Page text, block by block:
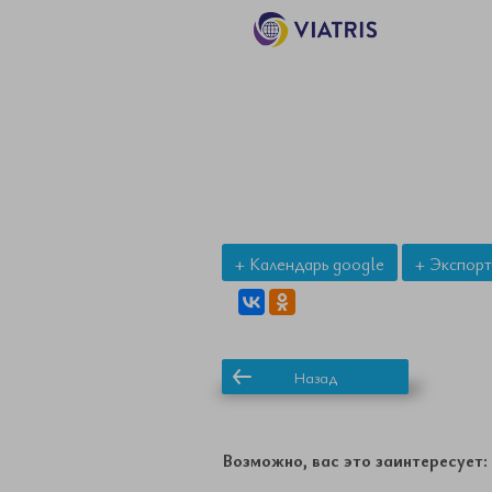
+ Календарь google
+
Назад
Возможно, вас это заинтересует: